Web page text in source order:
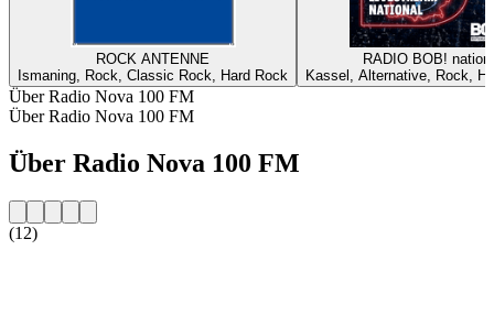
ROCK ANTENNE
Ismaning, Rock, Classic Rock, Hard Rock
RADIO BOB!
Kassel, Alternative, Rock,
Über Radio Nova 100 FM
Über Radio Nova 100 FM
Über Radio Nova 100 FM
(12)